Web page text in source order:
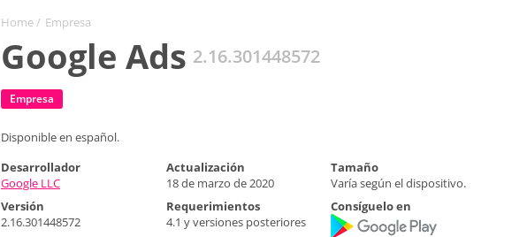
Home/ Empresa
Google Ads 2.16.301448572
Empresa
Disponible en español.
Desarrollador
Google LLC
Actualización
18 de marzo de 2020
Tamaño
Varía según el dispositivo.
Versión
2.16.301448572
Requerimientos
4.1 y versiones posteriores
Consíguelo en